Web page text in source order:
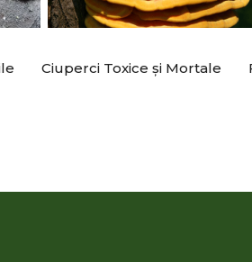
Ciuperci Toxice și Mortale